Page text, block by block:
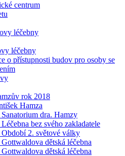
centrum
léčebny
léčebny
o přístupnosti budov pro osoby se
rok 2018
Hamza
dra. Hamzy
bez svého zakladatele
Období 2. světové války
dětská léčebna
dětská léčebna